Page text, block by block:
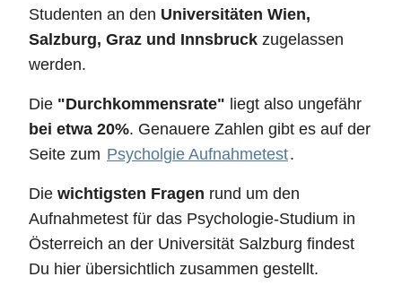
Studenten an den Universitäten Wien,
Salzburg, Graz und Innsbruck zugelassen
werden.
Die "Durchkommensrate" liegt also ungefähr
bei etwa 20%. Genauere Zahlen gibt es auf der
Seite zum Psycholgie Aufnahmetest.
Die wichtigsten Fragen rund um den
Aufnahmetest für das Psychologie-Studium in
Österreich an der Universität Salzburg findest
Du hier übersichtlich zusammen gestellt.